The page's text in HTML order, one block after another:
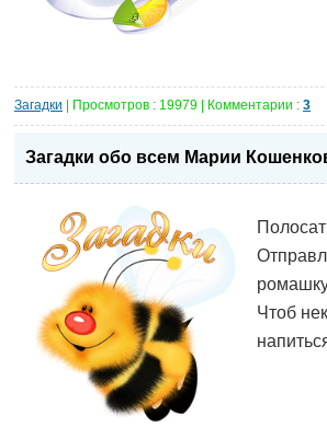
Загадки | Просмотров : 19979 | Комментарии : 3
Загадки обо всем Марии
Чтоб